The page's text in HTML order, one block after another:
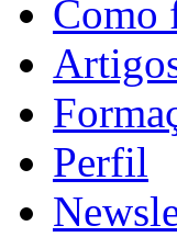
Como
Perfil